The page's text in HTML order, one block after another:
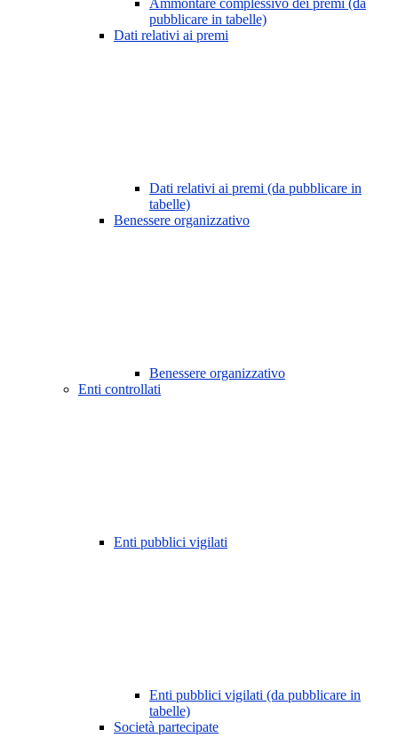
Ammontare complessivo dei premi (da
pubblicare in tabelle)
Dati relativi ai premi
Dati relativi ai premi (da pubblicare in
tabelle)
Benessere organizzativo
Benessere organizzativo
Enti controllati
Enti pubblici vigilati
Enti pubblici vigilati (da pubblicare in
tabelle)
Società partecipate